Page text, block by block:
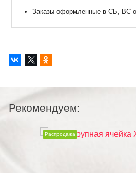
Заказы оформленные в СБ, ВС
Рекомендуем:
Распродажа